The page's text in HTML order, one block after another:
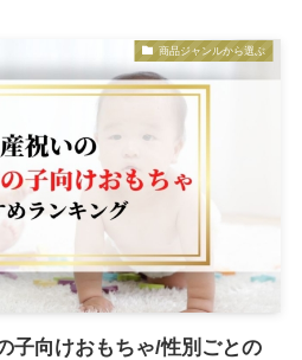
商品ジャンルから選ぶ
子向けおもちゃ/性別ごとの